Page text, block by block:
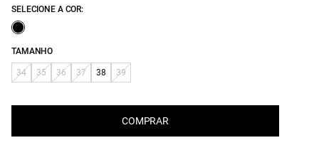
SELECIONE A COR:
TAMANHO
34 35 36 37 38 39
COMPRAR